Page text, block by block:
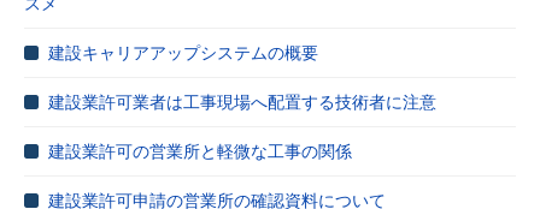
建設キャリアアップシステムの概要
建設業許可業者は工事現場へ配置する技術者に注意
建設業許可の営業所と軽微な工事の関係
建設業許可申請の営業所の確認資料について